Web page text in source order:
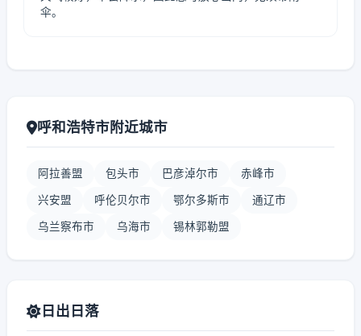
伞。
呼和浩特市附近城市
阿拉善盟 包头市 巴彦淖尔市 赤峰市
兴安盟 呼伦贝尔市 鄂尔多斯市 通辽市
乌兰察布市 乌海市 锡林郭勒盟
日出日落